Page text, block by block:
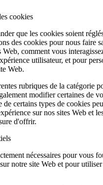
cookies
que les cookies soient
des cookies pour nous faire
comment vous
utilisateur, et pour
Web.
rubriques de la catégorie
modifier certaines de
de certains types de cookies
sur nos sites Web et
d'offrir.
nécessaires pour vous
notre site Web et pour